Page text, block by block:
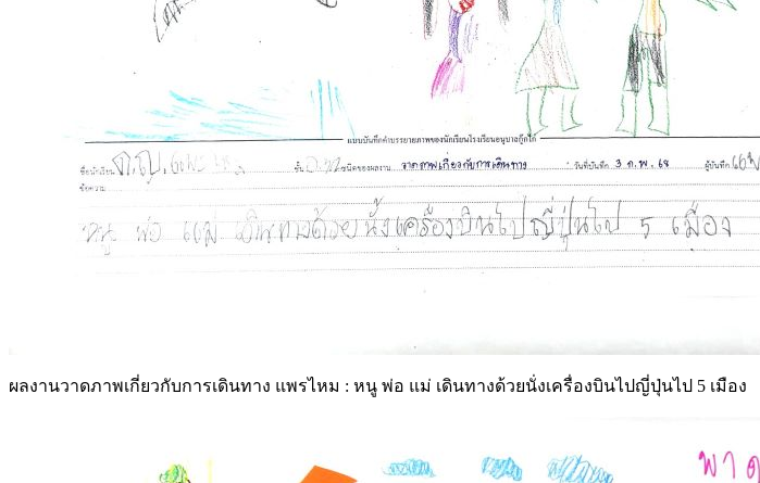
ผลงานวาดภาพเกี่ยวกับการเดินทาง แพรไหม : หนู พ่อ แม่ เดินทางด้วยนั่งเครื่องบินไปญี่ปุ่นไป 5 เมือง